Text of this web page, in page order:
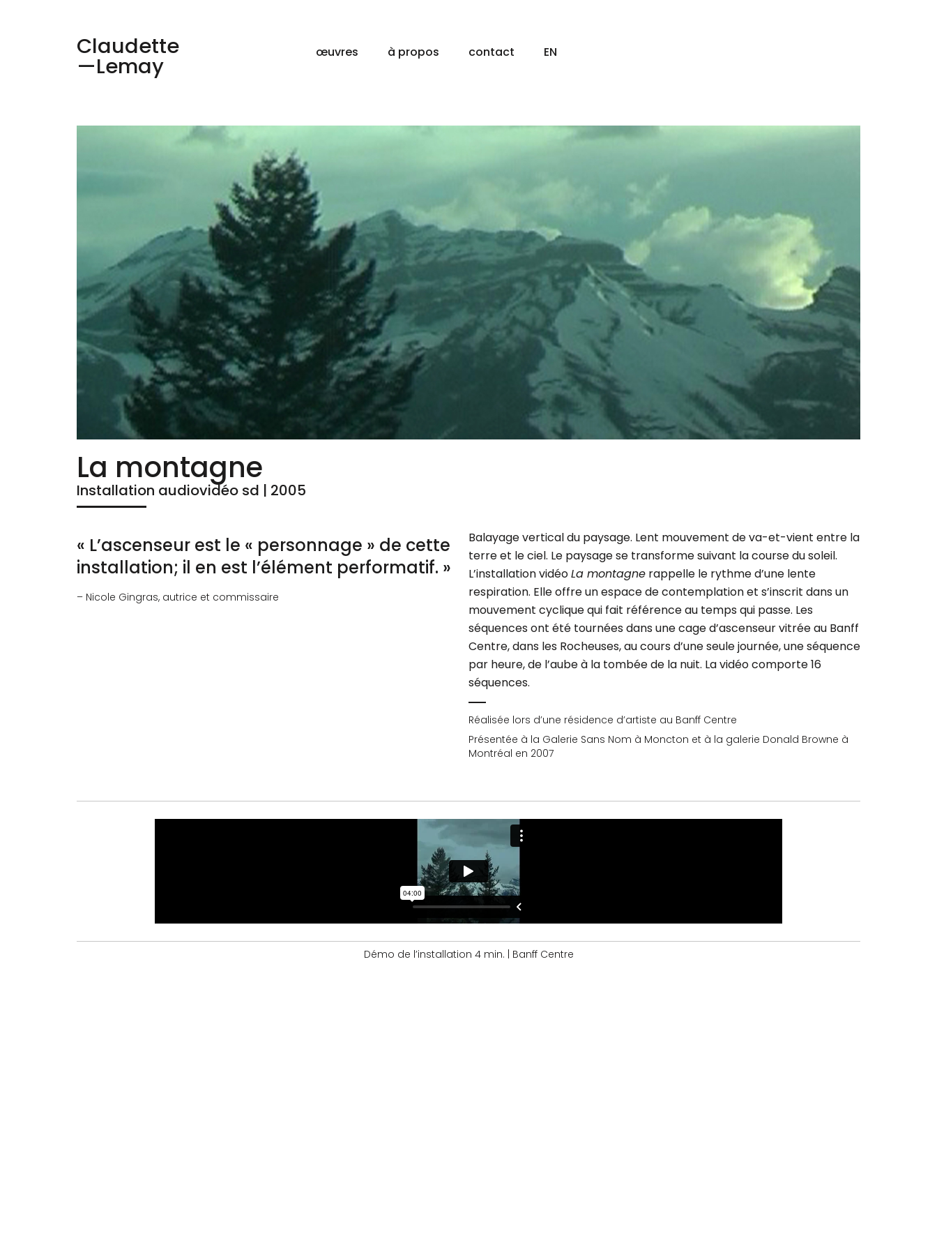
Claudette
—Lemay
œuvres à propos contact EN
La montagne
Installation audiovidéo sd | 2005
« L’ascenseur est le « personnage » de cette
installation; il en est l’élément performatif. »
– Nicole Gingras, autrice et commissaire
Balayage vertical du paysage. Lent mouvement de va-et-vient entre la
terre et le ciel. Le paysage se transforme suivant la course du soleil.
L’installation vidéoLa montagne rappelle le rythme d’une lente
respiration. Elle offre un espace de contemplation et s’inscrit dans un
mouvement cyclique qui fait référence au temps qui passe. Les
séquences ont été tournées dans une cage d’ascenseur vitrée au Banff
Centre, dans les Rocheuses, au cours d’une seule journée, une séquence
par heure, de l’aube à la tombée de la nuit. La vidéo comporte 16
séquences.
Réalisée lors d’une résidence d’artiste au Banff Centre
Présentée à la Galerie Sans Nom à Moncton et à la galerie Donald Browne à
Montréal en 2007
Démo de l’installation 4 min. | Banff Centre